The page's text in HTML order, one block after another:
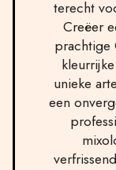
terecht
Creëer
prachtige
unieke
een